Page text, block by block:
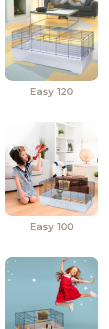
Easy 120
Easy 100